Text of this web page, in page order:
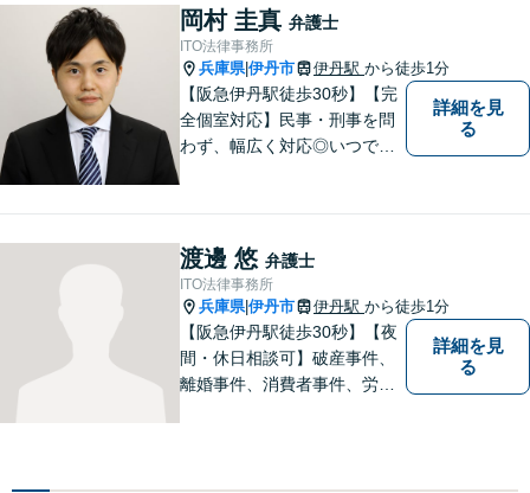
します。まずはお気軽にご相
談にいらしてください。【休
日夜間相談可】
岡村 圭真 弁護士
ITO法律事務所
兵庫県|伊丹市 伊丹駅 から徒歩1分
【阪急伊丹駅徒歩30秒】【完
全個室対応】民事・刑事を問
わず、幅広く対応◎いつでも
れず、尽力してまいります。
【メーカー法務経験あり】
詳細を見
る
渡邊 悠 弁護士
ITO法律事務所
兵庫県|伊丹市 伊丹駅 から徒歩1分
【阪急伊丹駅徒歩30秒】【夜
間・休日相談可】破産事件、
離婚事件、消費者事件、労働
してまいります。まずは一度
詳細を見
る